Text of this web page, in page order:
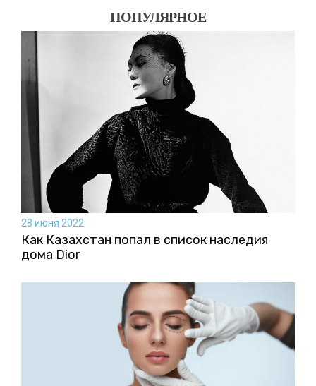
ПОПУЛЯРНОЕ
28 июня 2022
Как Казахстан попал в список наследия
дома Dior